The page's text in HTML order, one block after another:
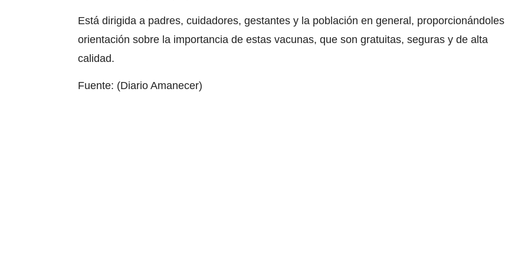
Está dirigida a padres, cuidadores, gestantes y la población en general, proporcionándoles
orientación sobre la importancia de estas vacunas, que son gratuitas, seguras y de alta
calidad.
Fuente: (Diario Amanecer)